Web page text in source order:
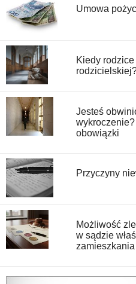
Umowa
Kiedy
Jesteś
obowiązki
Przyczyny
Możliwość
w sądzie